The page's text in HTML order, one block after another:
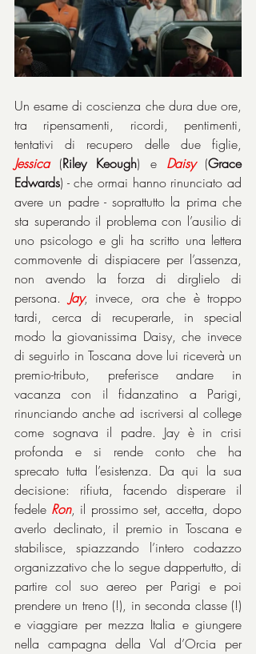
Un esame di coscienza che dura due ore,
tra ripensamenti, ricordi, pentimenti,
Jessica (Riley Keough) e Daisy (Grace
Edwards) - che ormai hanno rinunciato ad
avere un padre - soprattutto la prima che
sta superando il problema con l’ausilio di
uno psicologo e gli ha scritto una lettera
commovente di dispiacere per l’assenza,
non avendo la forza di dirglielo di
persona. Jay, invece, ora che è troppo
tardi, cerca di recuperarle, in special
modo la giovanissima Daisy, che invece
di seguirlo in Toscana dove lui riceverà un
premio-tributo, preferisce andare in
vacanza con il fidanzatino a Parigi,
rinunciando anche ad iscriversi al college
come sognava il padre. Jay è in crisi
profonda e si rende conto che ha
sprecato tutta l’esistenza. Da qui la sua
decisione: rifiuta, facendo disperare il
fedele Ron, il prossimo set, accetta, dopo
averlo declinato, il premio in Toscana e
stabilisce, spiazzando l’intero codazzo
organizzativo che lo segue dappertutto, di
partire col suo aereo per Parigi e poi
prendere un treno (!), in seconda classe (!)
e viaggiare per mezza Italia e giungere
nella campagna della Val d’Orcia per